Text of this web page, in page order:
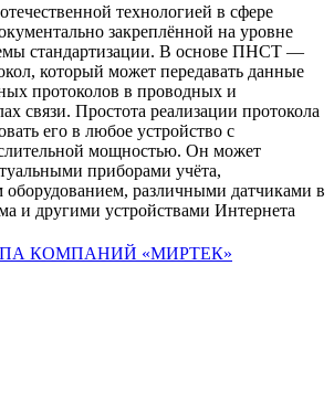
технологией в сфере
закреплённой на уровне
стандартизации. В основе ПНСТ —
который может передавать данные
протоколов в проводных и
связи. Простота реализации протокола
его в любое устройство с
мощностью. Он может
приборами учёта,
различными датчиками в
и другими устройствами Интернета
КОМПАНИЙ «МИРТЕК»